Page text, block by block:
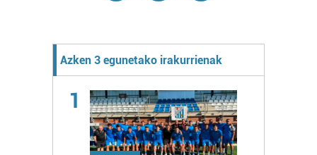
Azken 3 egunetako irakurrienak
1